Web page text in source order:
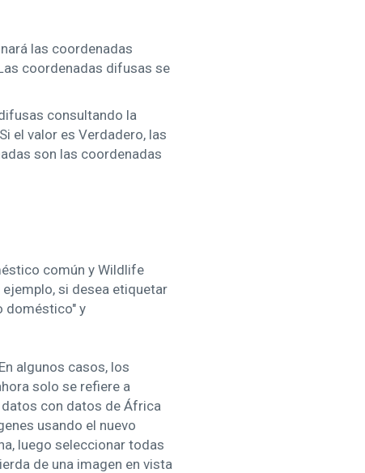
las coordenadas
coordenadas difusas se
consultando la
el valor es Verdadero, las
son las coordenadas
común y Wildlife
si desea etiquetar
doméstico" y
En algunos casos, los
solo se refiere a
datos con datos de África
usando el nuevo
luego seleccionar todas
de una imagen en vista